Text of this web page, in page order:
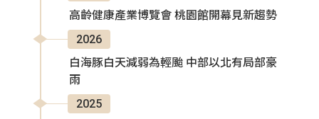
高齡健康產業博覽會 桃園館開幕見新趨勢
2026
白海豚白天減弱為輕颱 中部以北有局部豪
雨
2025